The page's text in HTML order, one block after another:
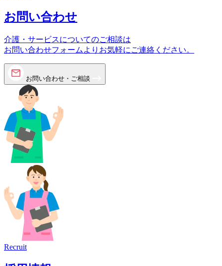
お問い合わせ
介護・サービスについてのご相談は
お問い合わせフォームよりお気軽にご連絡ください。
お問い合わせ・ご相談
Recruit